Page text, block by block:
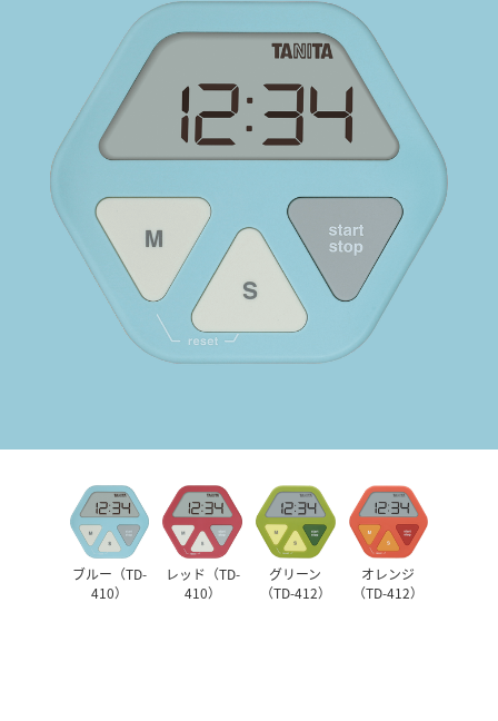
ブルー（TD-
410）
レッド（TD-
410）
グリーン
（TD-412）
オレンジ
（TD-412）